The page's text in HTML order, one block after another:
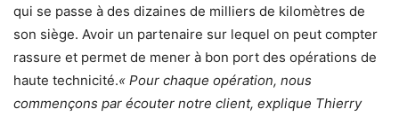
qui se passe à des dizaines de milliers de kilomètres de
son siège. Avoir un partenaire sur lequel on peut compter
rassure et permet de mener à bon port des opérations de
haute technicité.« Pour chaque opération, nous
commençons par écouter notre client, explique Thierry